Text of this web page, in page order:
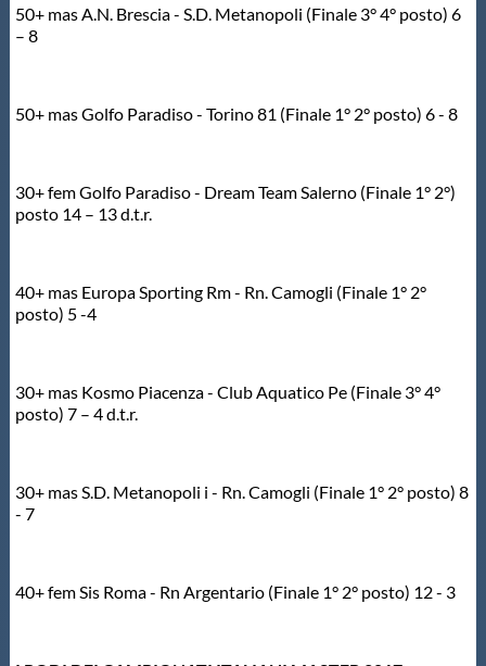
Archivio News
Flash News
Intranet
Mappa del sito
50+ mas A.N. Brescia - S.D. Metanopoli (Finale 3° 4° posto) 6
– 8
50+ mas Golfo Paradiso - Torino 81 (Finale 1° 2° posto) 6 - 8
30+ fem Golfo Paradiso - Dream Team Salerno (Finale 1° 2°)
posto 14 – 13 d.t.r.
40+ mas Europa Sporting Rm - Rn. Camogli (Finale 1° 2°
posto) 5 -4
30+ mas Kosmo Piacenza - Club Aquatico Pe (Finale 3° 4°
posto) 7 – 4 d.t.r.
30+ mas S.D. Metanopoli i - Rn. Camogli (Finale 1° 2° posto) 8
- 7
40+ fem Sis Roma - Rn Argentario (Finale 1° 2° posto) 12 - 3